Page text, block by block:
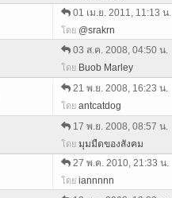
01 เม.ย. 2011, 11:13 น.
โดย @srakrn
03 ส.ค. 2008, 04:50 น.
โดย Buob Marley
21 พ.ย. 2008, 16:23 น.
โดย antcatdog
17 พ.ย. 2008, 08:57 น.
โดย มุมมืดของสังคม
27 พ.ค. 2010, 21:33 น.
โดย iannnnn